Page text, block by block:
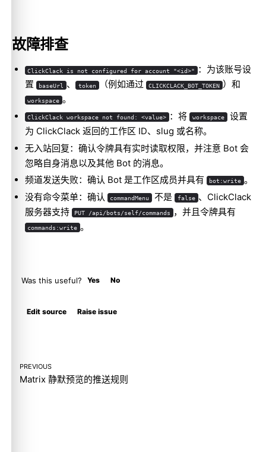
故障排查
ClickClack is not configured for account "<id>"
：为该账号设
置
baseUrl 、 token （例如通过 CLICKCLACK_BOT_TOKEN ）和
workspace 。
ClickClack workspace not found: <value> ：将 workspace 设置
为 ClickClack 返回的工作区 ID、slug 或名称。
无入站回复：确认令牌具有实时读取权限，并注意 Bot 会
忽略自身消息以及其他 Bot 的消息。
频道发送失败：确认 Bot 是工作区成员并具有
bot:write 。
没有命令菜单：确认
commandMenu 不是 false 、ClickClack
服务器支持
PUT /api/bots/self/commands ，并且令牌具有
commands:write 。
Was this useful? Yes No
Edit source Raise issue
PREVIOUS
Matrix 静默预览的推送规则